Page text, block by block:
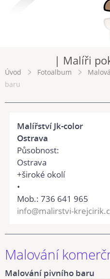
| Malíři
Úvod Fotoalbum
baru
Malířství Jk-color
Ostrava
Působnost:
Ostrava
+široké okolí
•
Mob.: 736 641 965
info@malirstvi-
Malování
Malování pivního baru